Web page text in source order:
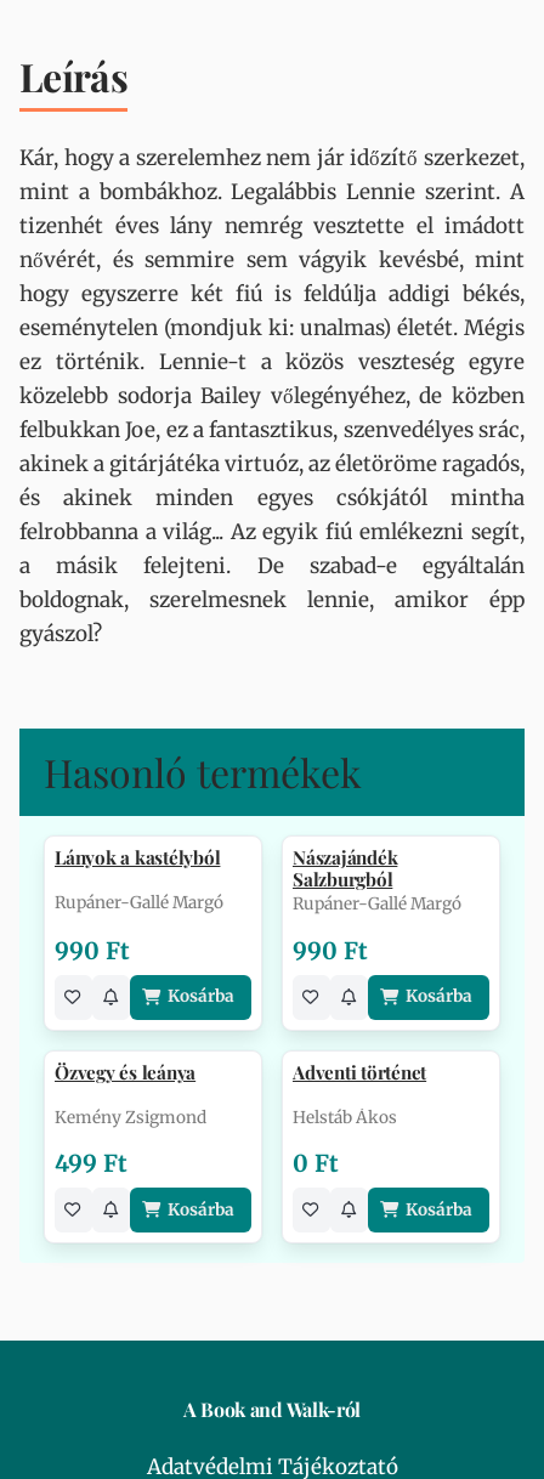
Leírás
Kár, hogy a szerelemhez nem jár időzítő szerkezet,
mint a bombákhoz. Legalábbis Lennie szerint. A
tizenhét éves lány nemrég vesztette el imádott
nővérét, és semmire sem vágyik kevésbé, mint
hogy egyszerre két fiú is feldúlja addigi békés,
eseménytelen (mondjuk ki: unalmas) életét. Mégis
ez történik. Lennie-t a közös veszteség egyre
közelebb sodorja Bailey vőlegényéhez, de közben
felbukkan Joe, ez a fantasztikus, szenvedélyes srác,
akinek a gitárjátéka virtuóz, az életöröme ragadós,
és akinek minden egyes csókjától mintha
felrobbanna a világ... Az egyik fiú emlékezni segít,
a másik felejteni. De szabad-e egyáltalán
boldognak, szerelmesnek lennie, amikor épp
gyászol?
Hasonló termékek
Lányok a kastélyból
Rupáner-Gallé Margó
990 Ft
Kosárba
Nászajándék
Salzburgból
Rupáner-Gallé Margó
990 Ft
Kosárba
Özvegy és leánya
Kemény Zsigmond
499 Ft
Kosárba
Adventi történet
Helstáb Ákos
0 Ft
Kosárba
A Book and Walk-ról
Adatvédelmi Tájékoztató